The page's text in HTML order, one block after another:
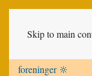
Skip to main
foreninger 🔆